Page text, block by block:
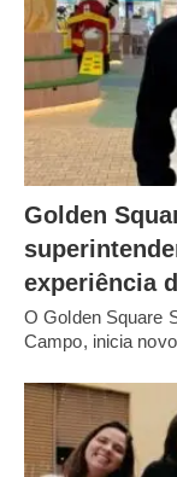
Golden
experiência
O Golden Square
Campo, inicia